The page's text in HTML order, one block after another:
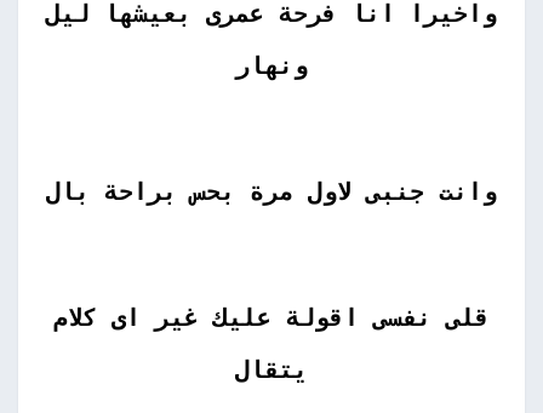
واخيرا انا فرحة عمرى بعيشها ليل
ونهار
وانت جنبى لاول مرة بحس براحة بال
قلى نفسى اقولة عليك غير اى كلام
يتقال